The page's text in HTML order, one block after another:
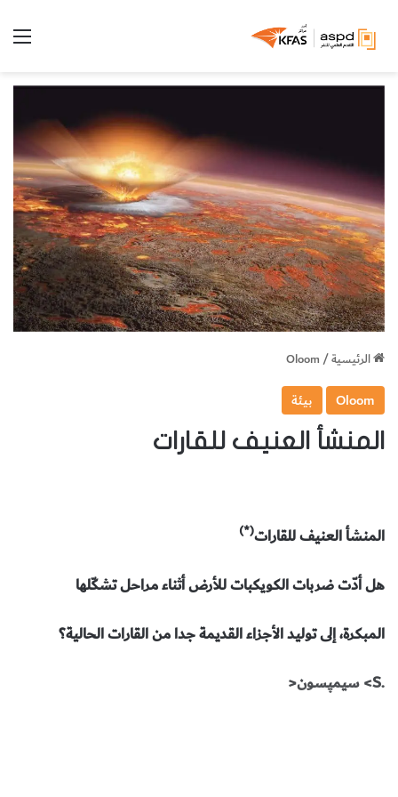
الرئيسية/
Oloom
Oloom بيئة
المنشأ العنيف للقارات
المنشأ العنيف للقارات(*)
هل أدّت ضربات الكويكبات للأرض أثناء مراحل تشكّلها
المبكرة، إلى توليد الأجزاء القديمة جدا من القارات الحالية؟
.S> سيمپسون<